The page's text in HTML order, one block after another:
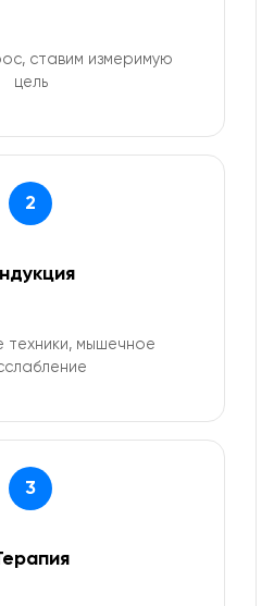
ставим измеримую
цель
2
техники, мышечное
3